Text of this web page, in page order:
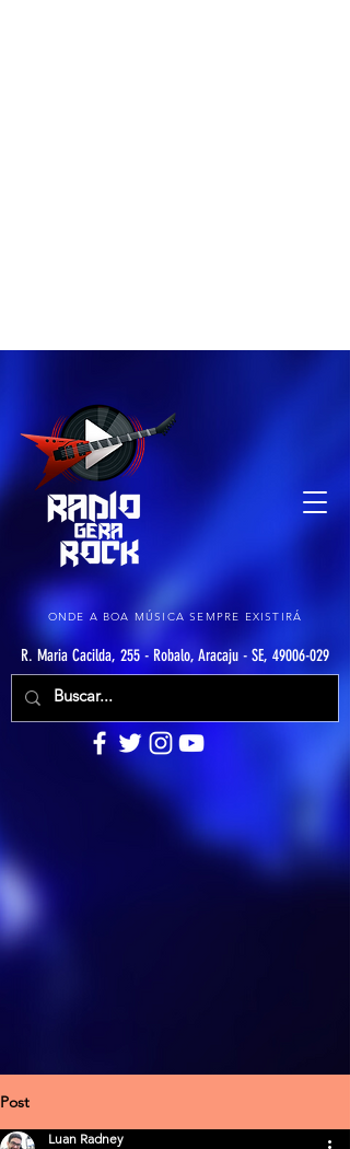
ONDE A BOA MÚSICA SEMPRE EXISTIRÁ
R. Maria Cacilda, 255 - Robalo, Aracaju - SE, 49006-029
Post
Luan Radney